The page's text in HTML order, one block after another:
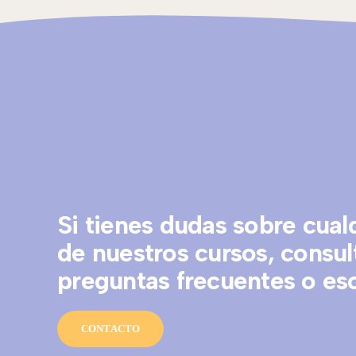
Si tienes dudas sobre
de nuestros cursos,
preguntas frecuentes o
CONTACTO